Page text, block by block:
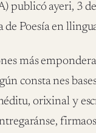
publicó ayeri, 3
de Poesía en
más
consta nes
orixinal y